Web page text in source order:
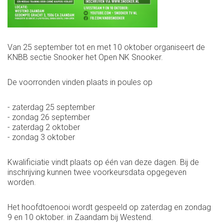
Van 25 september tot en met 10 oktober organiseert de
KNBB sectie Snooker het Open NK Snooker.
De voorronden vinden plaats in poules op
- zaterdag 25 september
- zondag 26 september
- zaterdag 2 oktober
- zondag 3 oktober
Kwalificiatie vindt plaats op één van deze dagen. Bij de
inschrijving kunnen twee voorkeursdata opgegeven
worden.
Het hoofdtoenooi wordt gespeeld op zaterdag en zondag
9 en 10 oktober. in Zaandam bij Westend.